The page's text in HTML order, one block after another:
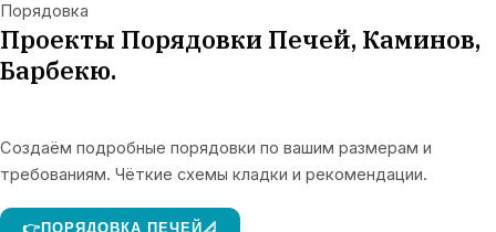
Порядовка
Проекты Порядовки Печей, Каминов,
Барбекю.
Создаём подробные порядовки по вашим размерам и
требованиям. Чёткие схемы кладки и рекомендации.
👉ПОРЯДОВКА ПЕЧЕЙ📐